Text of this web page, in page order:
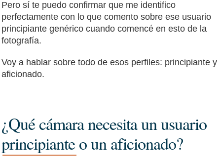
Pero sí te puedo confirmar que me identifico
perfectamente con lo que comento sobre ese usuario
principiante genérico cuando comencé en esto de la
fotografía.
Voy a hablar sobre todo de esos perfiles: principiante y
aficionado.
¿Qué cámara necesita un usuario
principiante o un aficionado?